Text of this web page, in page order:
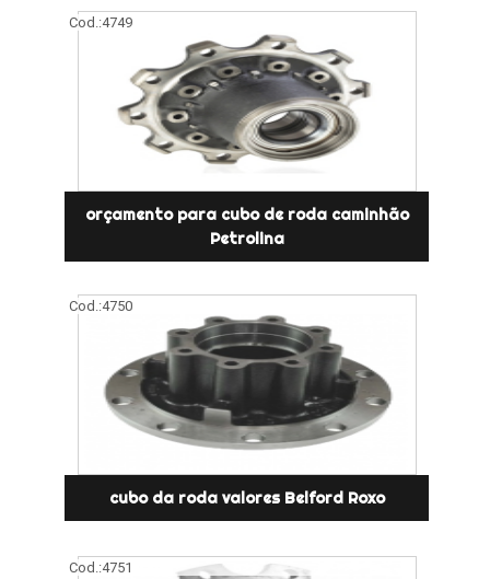
Cod.:4749
orçamento para cubo de roda caminhão
Petrolina
Cod.:4750
cubo da roda valores Belford Roxo
Cod.:4751